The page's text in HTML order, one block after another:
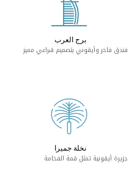
برج العرب
فندق فاخر وأيقوني بتصميم شراعي مميز
نخلة جميرا
جزيرة أيقونية تمثل قمة الفخامة